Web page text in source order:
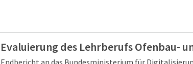
Evaluierung des Lehrberufs Ofenbau-
Endbericht an das Bundesministerium für